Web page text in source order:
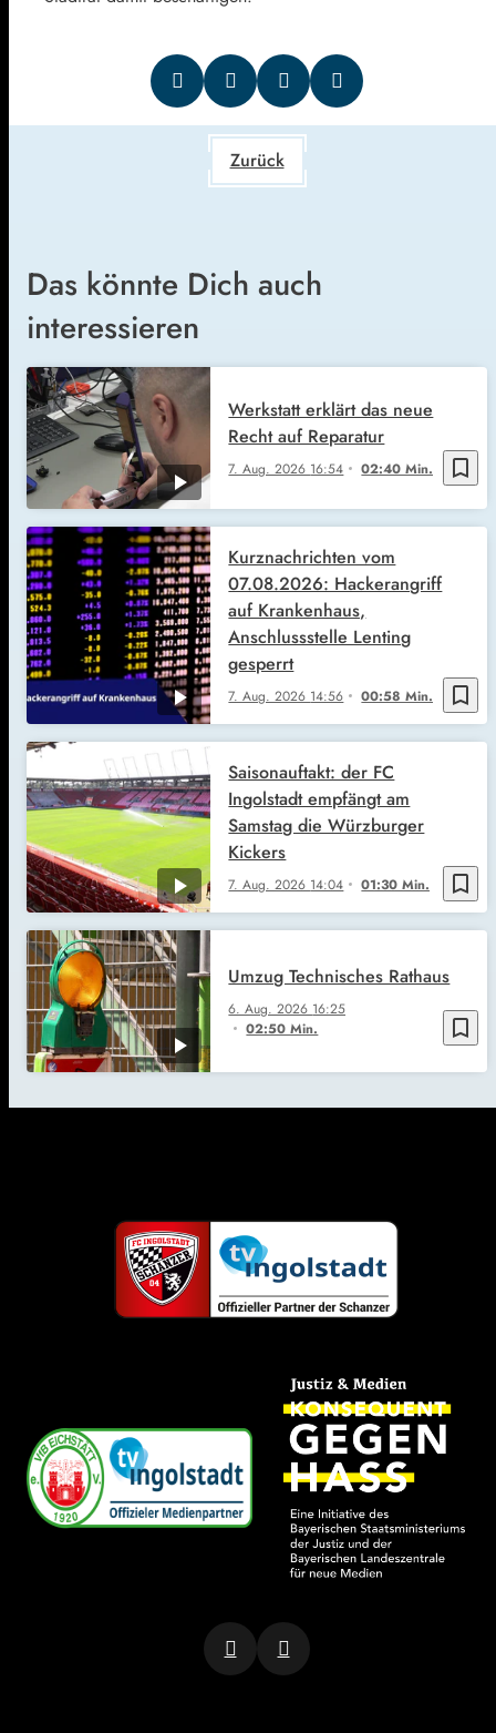
Zurück
Das könnte Dich auch
interessieren
bookmark_border
7. Aug. 2026 16:54 02:40 Min.
Werkstatt erklärt das neue
Recht auf Reparatur
bookmark_border
7. Aug. 2026 14:56 00:58 Min.
Kurznachrichten vom
07.08.2026: Hackerangriff
auf Krankenhaus,
Anschlussstelle Lenting
gesperrt
bookmark_border
7. Aug. 2026 14:04 01:30 Min.
Saisonauftakt: der FC
Ingolstadt empfängt am
Samstag die Würzburger
Kickers
bookmark_border
6. Aug. 2026 16:25
02:50 Min.
Umzug Technisches Rathaus